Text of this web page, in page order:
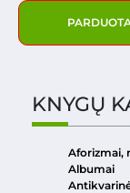
KNYGŲ
Aforizmai,
Albumai